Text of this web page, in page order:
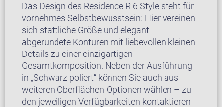
Das Design des Residence R 6 Style steht für
vornehmes Selbstbewusstsein: Hier vereinen
sich stattliche Größe und elegant
abgerundete Konturen mit liebevollen kleinen
Details zu einer einzigartigen
Gesamtkomposition. Neben der Ausführung
in „Schwarz poliert“ können Sie auch aus
weiteren Oberflächen-Optionen wählen – zu
den jeweiligen Verfügbarkeiten kontaktieren